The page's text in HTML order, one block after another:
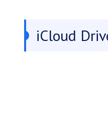
iCloud